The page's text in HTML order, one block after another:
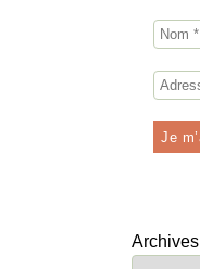
Archives